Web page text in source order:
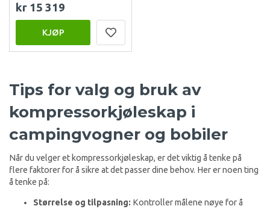
kr 15 319
KJØP
Tips for valg og bruk av
kompressorkjøleskap i
campingvogner og bobiler
Når du velger et kompressorkjøleskap, er det viktig å tenke på
flere faktorer for å sikre at det passer dine behov. Her er noen ting
å tenke på:
Størrelse og tilpasning: Kontroller målene nøye for å